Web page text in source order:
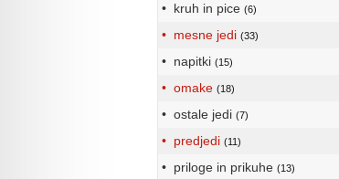
• kruh in pice (6)
• mesne jedi (33)
• napitki (15)
• omake (18)
• ostale jedi (7)
• predjedi (11)
• priloge in prikuhe (13)